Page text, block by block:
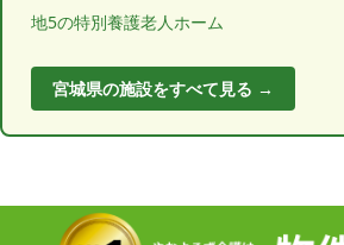
地5の特別養護老人ホーム
宮城県の施設をすべて見る →